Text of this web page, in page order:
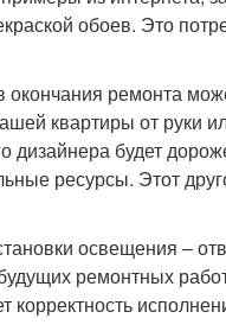
обоев. Это
ремонта
квартиры от руки
дизайнера будет
ресурсы. Этот
освещения –
ремонтных